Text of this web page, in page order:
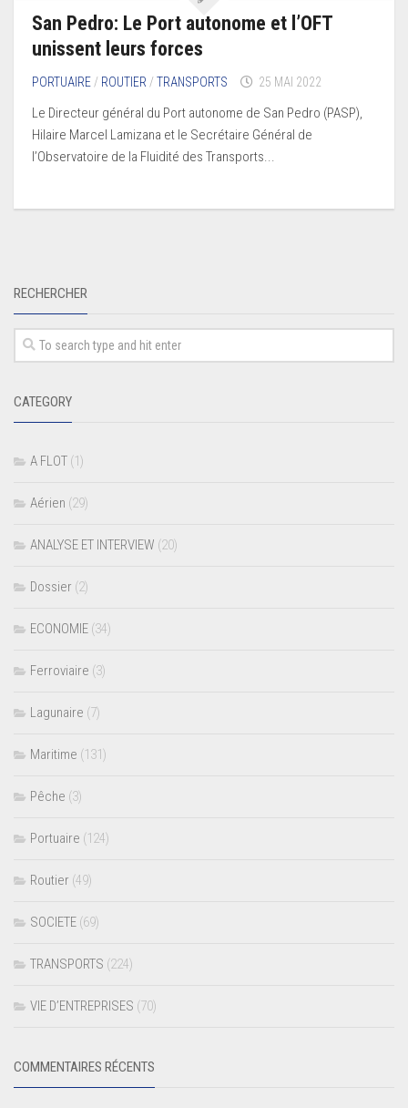
San Pedro: Le Port autonome et l’OFT
unissent leurs forces
PORTUAIRE / ROUTIER /TRANSPORTS 25 MAI 2022
Le Directeur général du Port autonome de San Pedro (PASP),
Hilaire Marcel Lamizana et le Secrétaire Général de
l’Observatoire de la Fluidité des Transports...
RECHERCHER
CATEGORY
A FLOT (1)
Aérien (29)
ANALYSE ET INTERVIEW (20)
Dossier (2)
ECONOMIE (34)
Ferroviaire (3)
Lagunaire (7)
Maritime (131)
Pêche (3)
Portuaire (124)
Routier (49)
SOCIETE (69)
TRANSPORTS (224)
VIE D’ENTREPRISES (70)
COMMENTAIRES RÉCENTS